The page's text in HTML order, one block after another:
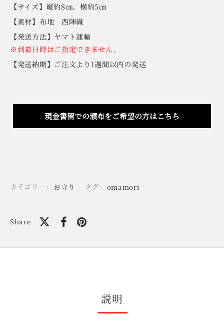
【サイズ】縦約8㎝、横約5㎝
【素材】布地 西陣織
【発送方法】ヤマト運輸
※到着日時はご指定できません。
【発送納期】ご注文より1週間以内の発送
現金書留での頒布をご希望の方はこちら
カテゴリー: お守り タグ: omamori
Share
説明